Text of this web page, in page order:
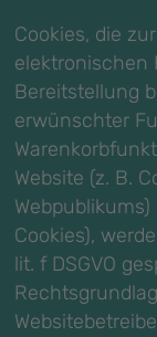
Cookies, die
elektronischen
Bereitstellung
erwünschter
Website (z. B.
Cookies),
lit. f DSGVO